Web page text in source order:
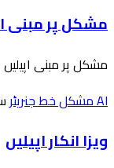
مشکل پر مبنی
مشکل پر مبنی
AI مشکل خط جنریٹر
ویزا انکار اپیلیں